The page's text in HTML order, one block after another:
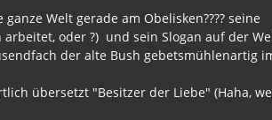
Welt gerade am Obelisken???? seine
oder ?) und sein Slogan auf der
der alte Bush gebetsmühlenartig
übersetzt "Besitzer der Liebe" (Haha,